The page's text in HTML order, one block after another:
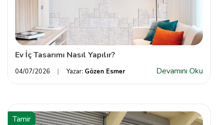
Ev İç Tasarımı Nasıl Yapılır?
04/07/2026 Yazar: Gözen Esmer Devamını Oku
Tamir